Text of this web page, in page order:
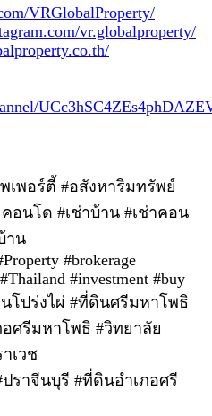
VRGlobalProperty/
vr.globalproperty/
เพอร์ตี้ #อสังหาริมทรัพย์
อนโด #เช่าบ้าน #เช่าคอน
าน
#brokerage
#investment #buy
นโปร่งไผ่ #ที่ดินศรีมหาโพธิ
ศรีมหาโพธิ #วิทยาลัย
เวช
ราจีนบุรี #ที่ดินอำเภอศรี